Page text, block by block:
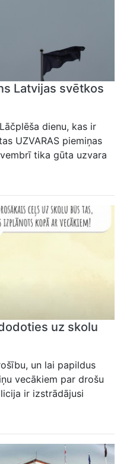
Latvijas svētkos
dienu, kas ir
UZVARAS piemiņas
tika gūta uzvara
uz skolu
un lai papildus
vecākiem par drošu
ir izstrādājusi